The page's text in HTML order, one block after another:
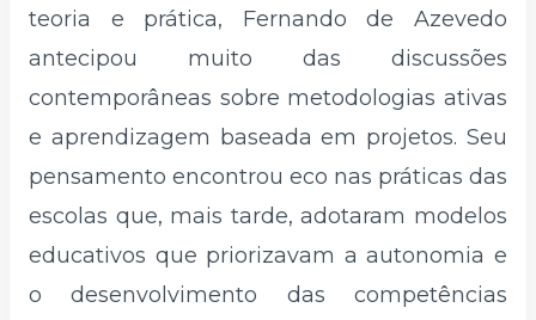
teoria e prática, Fernando de Azevedo
antecipou muito das discussões
contemporâneas sobre metodologias ativas
e aprendizagem baseada em projetos. Seu
pensamento encontrou eco nas práticas das
escolas que, mais tarde, adotaram modelos
educativos que priorizavam a autonomia e
o desenvolvimento das competências